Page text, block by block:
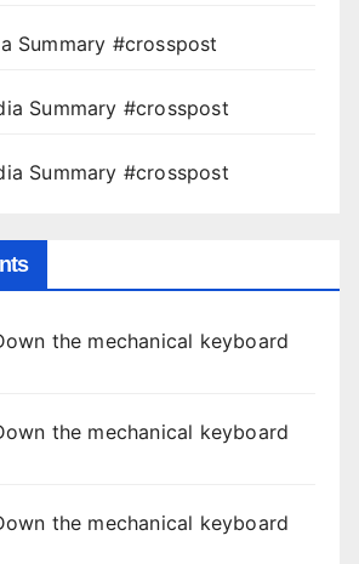
Summary #crosspost
Summary #crosspost
Summary #crosspost
the mechanical keyboard
the mechanical keyboard
the mechanical keyboard